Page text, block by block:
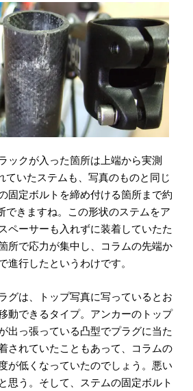
ックが入った箇所は上端から実測
ていたステムも、写真のものと同じ
固定ボルトを締め付ける箇所まで約
できますね。この形状のステムをア
ペーサーも入れずに装着していたた
所で応力が集中し、コラムの先端か
進行したというわけです。
グは、トップ写真に写っているとお
動できるタイプ。アンカーのトップ
出っ張っている凸型でプラグに当た
されていたこともあって、コラムの
が低くなっていたのでしょう。悪い
思う。そして、ステムの固定ボルト